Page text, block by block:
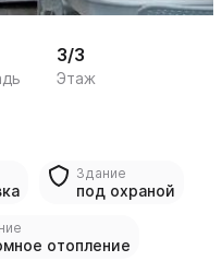
3/3
Этаж
Здание
под охраной
отопление